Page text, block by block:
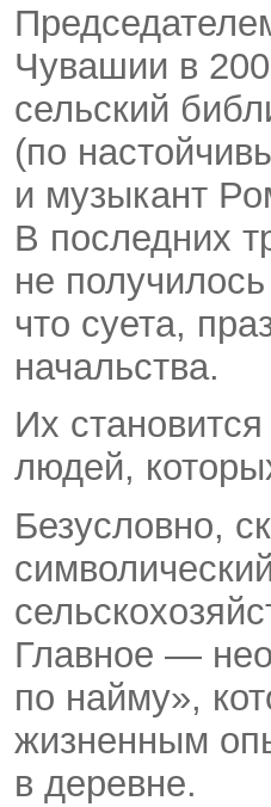
Чувашии в
сельский
(по
и музыкант
В последних
не
что суета,
начальства.
Их
людей,
Безусловно,
Главное —
по найму»,
жизненным
в деревне.